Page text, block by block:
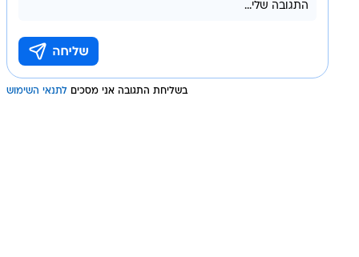
בשליחת התגובה אני מסכים לתנאי השימוש